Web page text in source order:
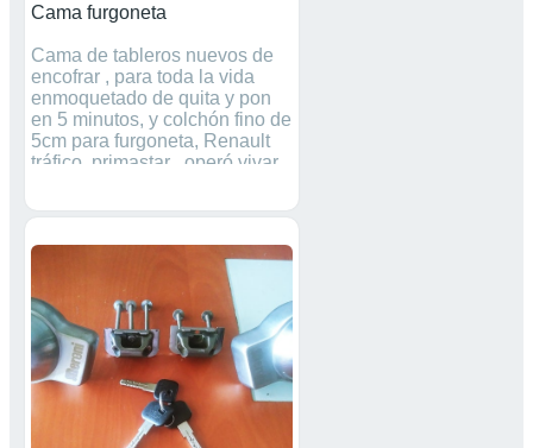
Cama furgoneta
Cama de tableros nuevos de
encofrar , para toda la vida
enmoquetado de quita y pon
en 5 minutos, y colchón fino de
5cm para furgoneta, Renault
tráfico, primastar , operó vivar ,